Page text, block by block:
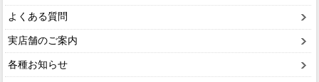
よくある質問
実店舗のご案内
各種お知らせ